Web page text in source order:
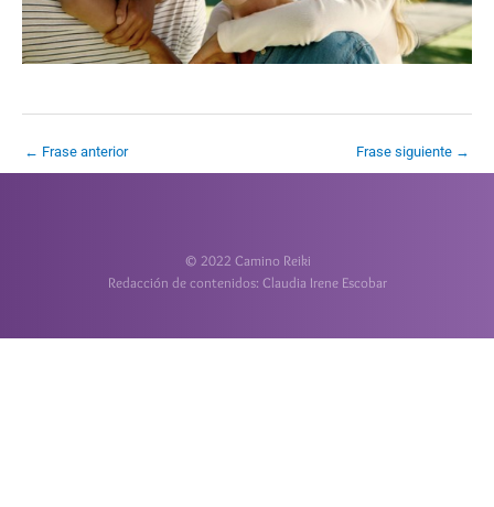
← Frase anterior Frase siguiente →
© 2022 Camino Reiki
Redacción de contenidos: Claudia Irene Escobar